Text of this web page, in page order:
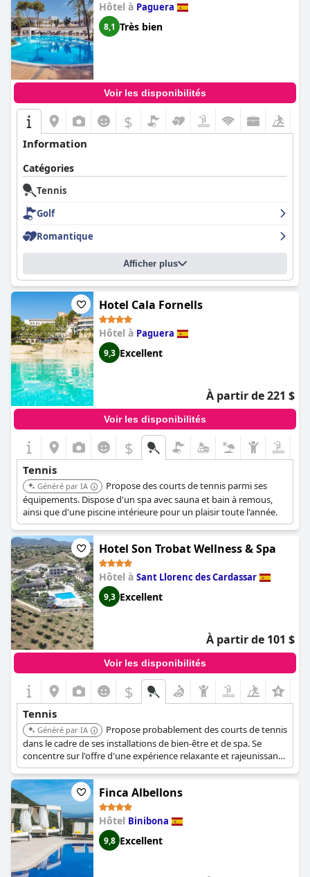
Hôtel à Paguera
8,1 Très bien
Voir les disponibilités
$
Information
Catégories
Tennis
Golf
Romantique
Afficher plus
Hotel Cala Fornells
Hôtel à Paguera
9,3 Excellent
À partir de 221 $
Voir les disponibilités
$
Tennis
Généré par IA
Propose des courts de tennis parmi ses
équipements. Dispose d'un spa avec sauna et bain à remous,
ainsi que d'une piscine intérieure pour un plaisir toute l'année.
Hotel Son Trobat Wellness & Spa
Hôtel à Sant Llorenc des Cardassar
9,3 Excellent
À partir de 101 $
Voir les disponibilités
$
Tennis
Généré par IA
Propose probablement des courts de tennis
dans le cadre de ses installations de bien-être et de spa. Se
concentre sur l'offre d'une expérience relaxante et rajeunissante
avec divers traitements spa et activités de bien-être.
Finca Albellons
Hôtel Binibona
9,8 Excellent